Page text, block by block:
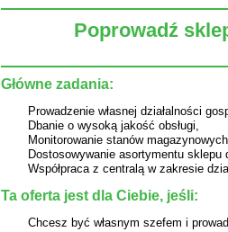
Poprowadź
Główne zadania:
Prowadzenie własnej działalności
Dbanie o wysoką jakość obsługi,
Monitorowanie stanów
Dostosowywanie asortymentu sklepu
Współpraca z centralą w zakresie
Ta oferta jest dla Ciebie, jeśli:
Chcesz być własnym szefem i